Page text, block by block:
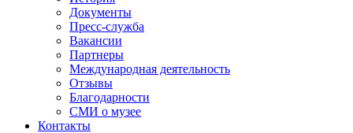
Документы
Пресс-служба
Вакансии
Партнеры
Международная деятельность
Отзывы
Благодарности
СМИ о музее
Контакты